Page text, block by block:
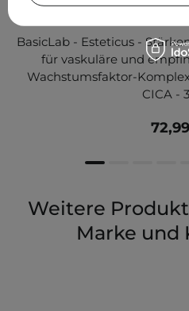
BasicLab - Esteticus -
für vaskuläre und
Wachstumsfaktor-
CICA -
Weitere
Marke und